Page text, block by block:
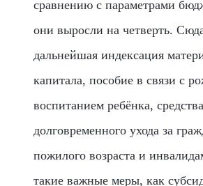
сравнению с параметрами
они выросли на четверть.
дальнейшая индексация
капитала, пособие в связи с
воспитанием ребёнка,
долговременного ухода за
пожилого возраста и
такие важные меры, как